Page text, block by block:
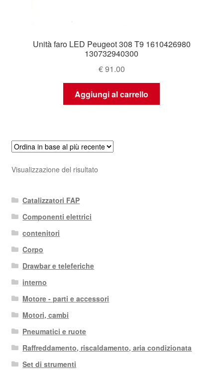
Unità faro LED Peugeot 308 T9 1610426980
130732940300
€91.00
Aggiungi al carrello
Visualizzazione del risultato
Catalizzatori FAP
Componenti elettrici
contenitori
Corpo
Drawbar e teleferiche
interno
Motore - parti e accessori
Motori, cambi
Pneumatici e ruote
Raffreddamento, riscaldamento, aria condizionata
Set di strumenti